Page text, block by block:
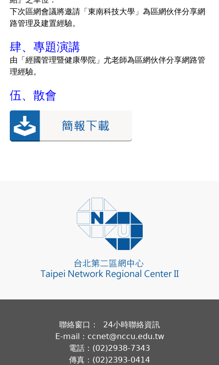
下次區網會議將邀請「東南科技大學」為區網伙伴分享網
路管理及建置經驗。
肆、專題演講
由「經國管理暨健康學院」尤老師為區網伙伴分享網路管
理經驗。
伍、散會
聯絡窗口： 24小時聯絡資訊
E-mail：ccnet@nccu.edu.tw
電話：(02)2938-7343
傳真：(02)2393-0414